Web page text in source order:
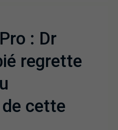
: Dr
regrette
cette